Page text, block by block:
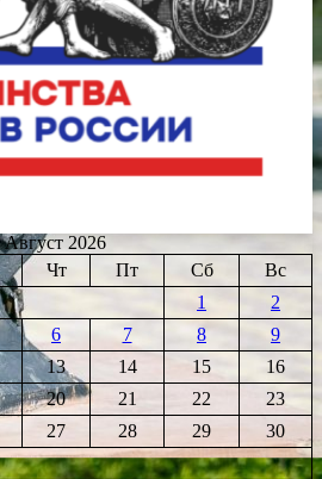
Август 2026
Чт Пт Сб
Вс
1
2
6 7 8
9
13 14 15
16
20 21 22
23
27 28 29
30